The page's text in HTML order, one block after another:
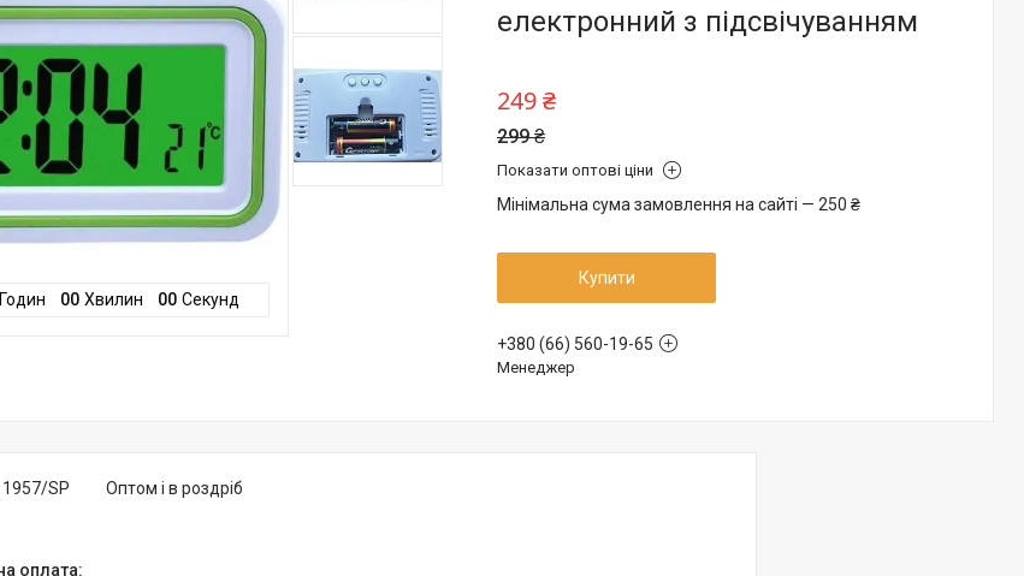
Годин 00 Хвилин 00 Секунд
електронний з підсвічуванням
299 ₴
249 ₴
Показати оптові ціни
Мінімальна сума замовлення на сайті — 250 ₴
Купити
+380 (66) 560-19-65
Менеджер
Оптом і в роздріб
1957/SP